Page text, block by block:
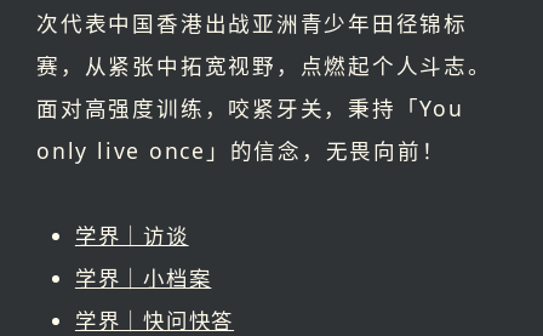
次代表中国香港出战亚洲青少年田径锦标
赛，从紧张中拓宽视野，点燃起个人斗志。
面对高强度训练，咬紧牙关，秉持「You
only live once」的信念，无畏向前！
学界｜访谈
学界｜小档案
学界｜快问快答